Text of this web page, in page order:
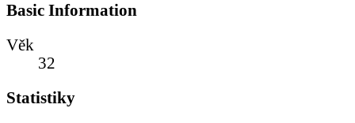
Basic Information
Věk
32
Statistiky